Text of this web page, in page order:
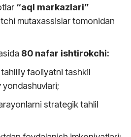
“aql markazlari”
mutaxassislar tomonidan
80 nafar ishtirokchi:
faoliyatni tashkil
strategik tahlil